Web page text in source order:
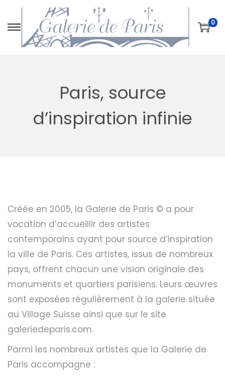
P
a
e
r
à
i
g
a
t
i
o
n
P
a
e
r
a
e
n
u
0
Paris, source
d’inspiration infinie
Créée en 2005, la Galerie de Paris © a pour
vocation d’accueillir des artistes
contemporains ayant pour source d’inspiration
la ville de Paris. Ces artistes, issus de nombreux
pays, offrent chacun une vision originale des
monuments et quartiers parisiens. Leurs œuvres
sont exposées régulièrement à la galerie située
au Village Suisse ainsi que sur le site
galeriedeparis.com.
Parmi les nombreux artistes que la Galerie de
Paris accompagne :